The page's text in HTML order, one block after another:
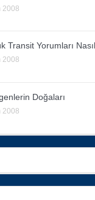
2008
Transit Yorumları Nasıl
2008
Doğaları
2008